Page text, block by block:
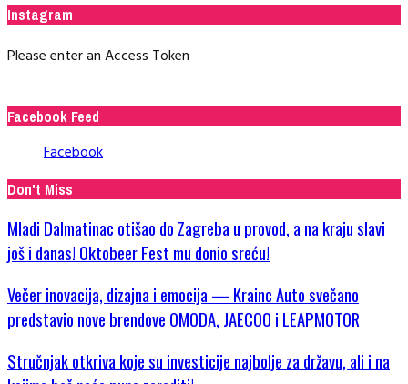
Instagram
Please enter an Access Token
Facebook Feed
Facebook
Don't Miss
Mladi Dalmatinac otišao do Zagreba u provod, a na kraju slavi
još i danas! Oktobeer Fest mu donio sreću!
Večer inovacija, dizajna i emocija — Krainc Auto svečano
predstavio nove brendove OMODA, JAECOO i LEAPMOTOR
Stručnjak otkriva koje su investicije najbolje za državu, ali i na